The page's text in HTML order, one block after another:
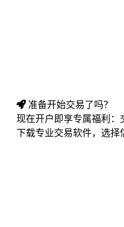
准备开始交易了吗？
现在开户即享专属福利：
下载专业交易软件，选择